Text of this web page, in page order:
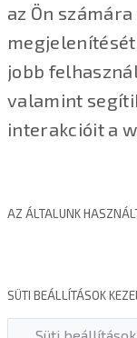
az Ön
jobb
valamint
interakcióit a
AZ ÁLTALUNK
SÜTI BEÁLLÍTÁSOK